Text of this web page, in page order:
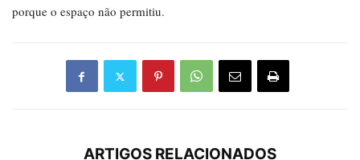
porque o espaço não permitiu.
ARTIGOS RELACIONADOS